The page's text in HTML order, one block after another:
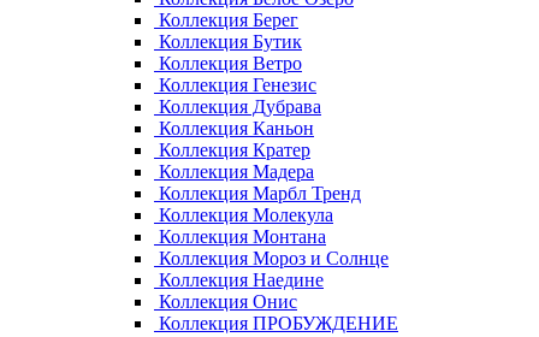
Коллекция Берег
Коллекция Бутик
Коллекция Ветро
Коллекция Генезис
Коллекция Дубрава
Коллекция Каньон
Коллекция Кратер
Коллекция Мадера
Коллекция Марбл Тренд
Коллекция Молекула
Коллекция Монтана
Коллекция Мороз и Солнце
Коллекция Наедине
Коллекция Онис
Коллекция ПРОБУЖДЕНИЕ